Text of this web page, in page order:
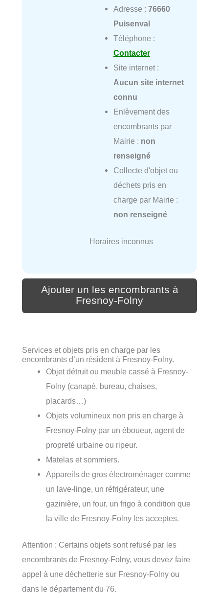
Adresse : 76660
Puisenval
Téléphone :
Contacter
Site internet :
Aucun site internet
connu
Enlèvement des
encombrants par
Mairie : non
renseigné
Collecte d'objet ou
déchets pris en
charge par Mairie :
non renseigné
Horaires inconnus
Ajouter un les encombrants à
Fresnoy-Folny
Services et objets pris en charge par les
encombrants d’un résident à Fresnoy-Folny.
Objet détruit ou meuble cassé à Fresnoy-
Folny (canapé, bureau, chaises,
placards…)
Objets volumineux non pris en charge à
Fresnoy-Folny par un éboueur, agent de
propreté urbaine ou ripeur.
Matelas et sommiers.
Appareils de gros électroménager comme
un lave-linge, un réfrigérateur, une
gazinière, un four, un frigo à condition que
la ville de Fresnoy-Folny les acceptes.
Attention : Certains objets sont refusé par les
encombrants de Fresnoy-Folny, vous devez faire
appel à une déchetterie sur Fresnoy-Folny ou
dans le département du 76.